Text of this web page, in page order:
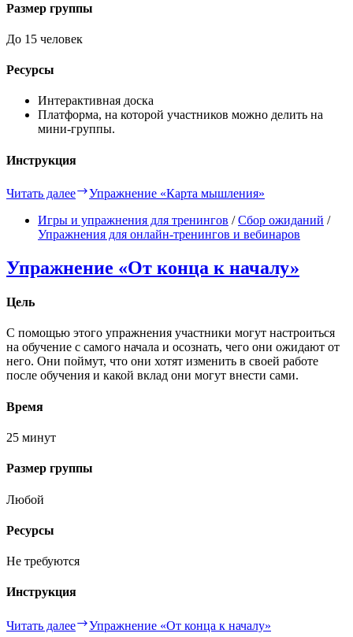
Размер группы
До 15 человек
Ресурсы
Интерактивная доска
Платформа, на которой участников можно делить на
мини-группы.
Инструкция
Читать далее
Упражнение «Карта мышления»
Игры и упражнения для тренингов /Сбор ожиданий /
Упражнения для онлайн-тренингов и вебинаров
Упражнение «От конца к началу»
Цель
С помощью этого упражнения участники могут настроиться
на обучение с самого начала и осознать, чего они ожидают от
него. Они поймут, что они хотят изменить в своей работе
после обучения и какой вклад они могут внести сами.
Время
25 минут
Размер группы
Любой
Ресурсы
Не требуются
Инструкция
Читать далее Упражнение «От конца к началу»